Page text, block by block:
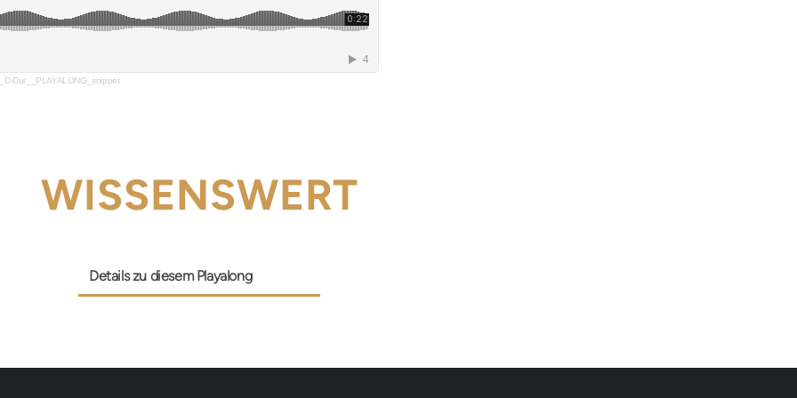
Dur__PLAYALONG_snippet
WISSENSWERT
Details zu diesem Playalong